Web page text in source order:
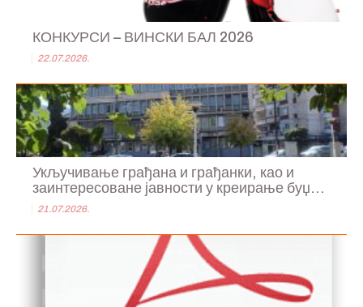
КОНКУРСИ – ВИНСКИ БАЛ 2026
22.07.2026.
Укључивање грађана и грађанки, као и
заинтересоване јавности у креирање буџ...
21.07.2026.